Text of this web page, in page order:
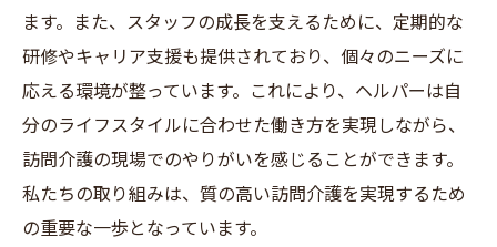
ます。また、スタッフの成長を支えるために、定期的な
研修やキャリア支援も提供されており、個々のニーズに
応える環境が整っています。これにより、ヘルパーは自
分のライフスタイルに合わせた働き方を実現しながら、
訪問介護の現場でのやりがいを感じることができます。
私たちの取り組みは、質の高い訪問介護を実現するため
の重要な一歩となっています。